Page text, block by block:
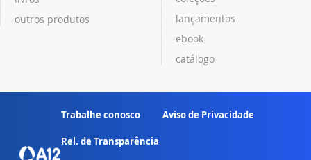
outros produtos
lançamentos
ebook
catálogo
Trabalhe conosco Aviso de Privacidade
Rel. de Transparência